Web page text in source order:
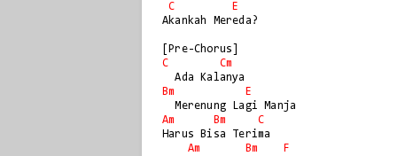
C
E
Akankah Mereda?
C
Cm
Bm
E
Am
Bm
C
Harus Bisa Terima
Am
Bm
F